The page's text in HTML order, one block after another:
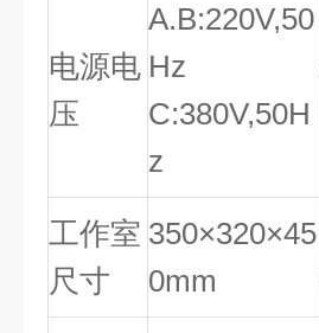
电源电
压
A.B:220V,50
Hz
C:380V,50H
z
工作室
尺寸
350×320×45
0mm